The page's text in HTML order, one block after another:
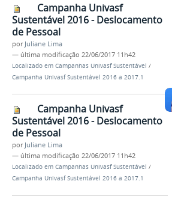
Campanha Univasf
Sustentável 2016 - Deslocamento
de Pessoal
por Juliane Lima
— última modificação 22/06/2017 11h42
Localizado em Campanhas Univasf Sustentável /
Campanha Univasf Sustentável 2016 a 2017.1
Campanha Univasf
Sustentável 2016 - Deslocamento
de Pessoal
por Juliane Lima
— última modificação 22/06/2017 11h42
Localizado em Campanhas Univasf Sustentável /
Campanha Univasf Sustentável 2016 a 2017.1